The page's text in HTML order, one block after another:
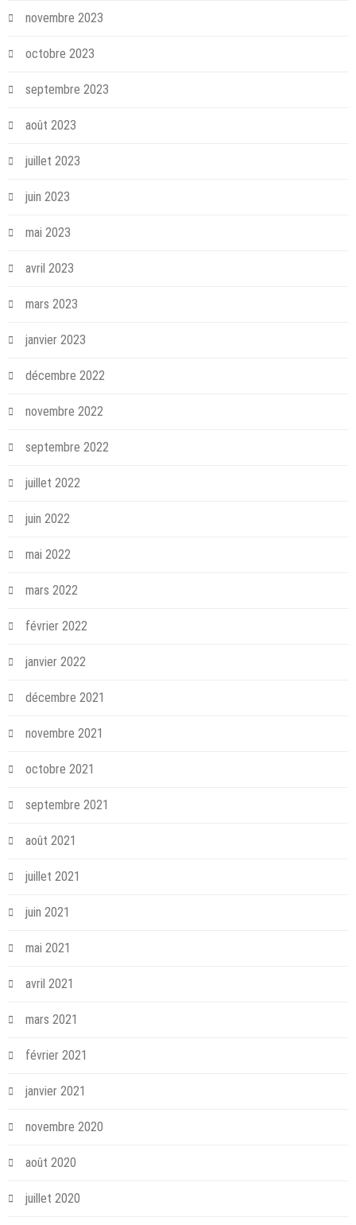
novembre 2023
octobre 2023
septembre 2023
août 2023
juillet 2023
juin 2023
mai 2023
avril 2023
mars 2023
janvier 2023
décembre 2022
novembre 2022
septembre 2022
juillet 2022
juin 2022
mai 2022
mars 2022
février 2022
janvier 2022
décembre 2021
novembre 2021
octobre 2021
septembre 2021
août 2021
juillet 2021
juin 2021
mai 2021
avril 2021
mars 2021
février 2021
janvier 2021
novembre 2020
août 2020
juillet 2020